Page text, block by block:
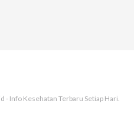
- Info Kesehatan Terbaru Setiap Hari.